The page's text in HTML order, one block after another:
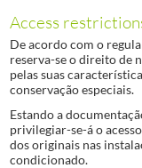
Access
De acordo com o
reserva-se o direito de
pelas suas
conservação especiais.
Estando a
privilegiar-se-á o
dos originais nas
condicionado.